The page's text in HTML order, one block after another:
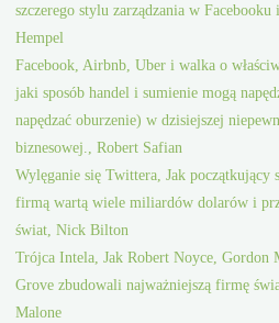
szczerego stylu zarządzania w
Hempel
Facebook, Airbnb, Uber i walka o
jaki sposób handel i sumienie mogą
napędzać oburzenie) w dzisiejszej
biznesowej., Robert Safian
Wylęganie się Twittera, Jak początkujący
firmą wartą wiele miliardów dolarów i
świat, Nick Bilton
Trójca Intela, Jak Robert Noyce, Gordon
Grove zbudowali najważniejszą firmę
Malone